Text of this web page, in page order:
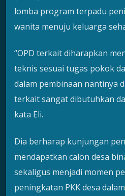
lomba program terpadu
wanita menuju keluarga
“OPD terkait diharapkan
teknis sesuai tugas pokok
dalam pembinaan nantinya
terkait sangat dibutuhkan
kata Eli.
Dia berharap kunjungan
mendapatkan calon desa
sekaligus menjadi momen
peningkatan PKK desa